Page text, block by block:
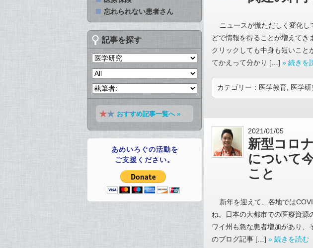
ニュースが慌ただしく変化
どで情報を得ることが増えてき
クリックしても中身も短いこと
てかえって分かり […] » 続きを
カテゴリー： 医学教育 医学
2021/01/05
新型コロ
について
こと
新年を迎えて、各地では
ね。日本の大都市での医療資源
ワイ州も急な患者増加があり
のブログ記事 […] » 続きを読む
忘れられない患者さん
記事を探す
おすすめ記事一覧へ »
あめいろぐの活動を
ご支援ください。